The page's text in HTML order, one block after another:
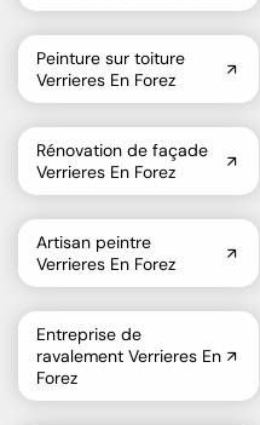
Peinture sur toiture
Verrieres En Forez
Rénovation de façade
Verrieres En Forez
Artisan peintre
Verrieres En Forez
Entreprise de
ravalement Verrieres En
Forez